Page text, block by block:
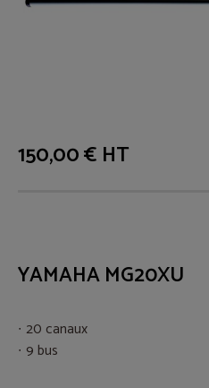
150,00 € HT
YAMAHA MG20XU
20 canaux
9 bus